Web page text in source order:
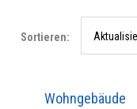
Sortieren:
Wohngebäude